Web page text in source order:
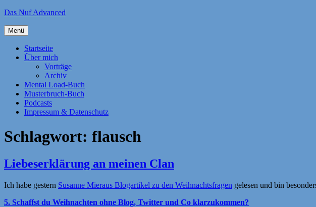
Zum
springen
Das Nuf Advanced
Menü
Startseite
Über mich
Vorträge
Archiv
Mental Load-Buch
Musterbruch-Buch
Podcasts
Impressum & Datenschutz
Schlagwort: flausch
Liebeserklärung an meinen Clan
Ich habe gestern Susanne Mieraus Blogartikel zu den Weihnachtsfragen gelesen und bin
5. Schaffst du Weihnachten ohne Blog, Twitter und Co klarzukommen?